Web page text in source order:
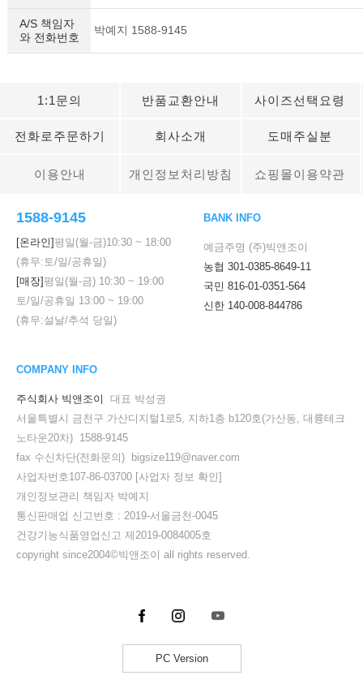
이코 라이프 하
A/S 책임자
와 전화번호
박예지 1588-9145
1:1문의 반품교환안내 사이즈선택요령
전화로주문하기 회사소개 도매주실분
이용안내 개인정보처리방침 쇼핑몰이용약관
1588-9145
[온라인]평일(월-금)10:30 ~ 18:00
(휴무:토/일/공휴일)
[매장]평일(월-금) 10:30 ~ 19:00
토/일/공휴일 13:00 ~ 19:00
(휴무:설날/추석 당일)
BANK INFO
예금주명 (주)빅앤조이
농협 301-0385-8649-11
국민 816-01-0351-564
신한 140-008-844786
COMPANY INFO
주식회사 빅앤조이
대표 박성권
서울특별시 금천구 가산디지털1로5, 지하1층 b120호(가산동, 대륭테크
노타운20차) 1588-9145
fax 수신차단(전화문의) bigsize119@naver.com
사업자번호107-86-03700 [사업자 정보 확인]
개인정보관리 책임자 박예지
통신판매업 신고번호 : 2019-서울금천-0045
건강기능식품영업신고 제2019-0084005호
copyright since2004©빅앤조이 all rights reserved.
PC Version